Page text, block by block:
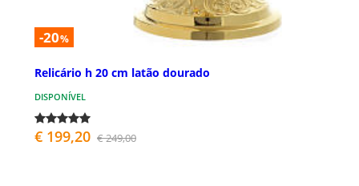
-20%
Relicário h 20 cm latão dourado
DISPONÍVEL
€ 199,20 € 249,00